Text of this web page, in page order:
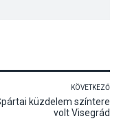
KÖVETKEZŐ
küzdelem színtere
volt Visegrád